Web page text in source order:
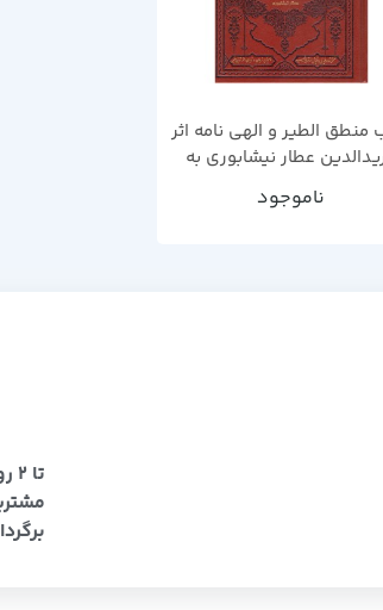
منطق الطیر و الهی نامه اثر
عطار نیشابوری به
سید عبدالهادی قضایی
ناموجود